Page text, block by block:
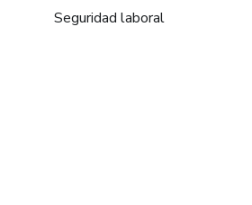
Seguridad laboral